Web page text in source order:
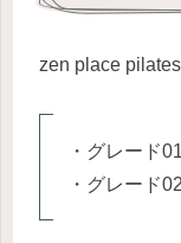
zen place
・グレード01
・グレード02